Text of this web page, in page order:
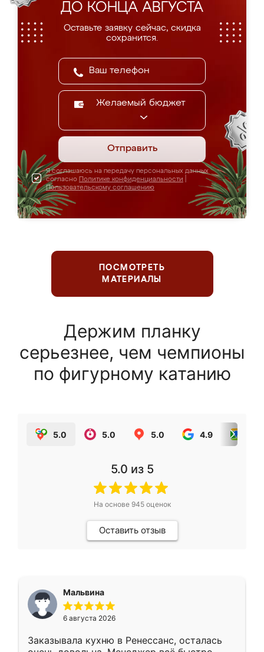
ДО КОНЦА АВГУСТА
Оставьте заявку сейчас, скидка
сохранится.
Желаемый бюджет
Отправить
Я соглашаюсь на передачу персональных данных
согласно Политике конфиденциальности
Пользовательскому соглашению
ПОСМОТРЕТЬ
МАТЕРИАЛЫ
Держим планку
серьезнее, чем чемпионы
по фигурному катанию
5.0 5.0 5.0 4.9
5.0 из 5
На основе 945оценок
Оставить отзыв
Мальвина
6 августа 2026
Заказывала кухню в Ренессанс, осталась